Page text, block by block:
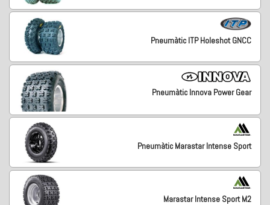
Pneumàtic ITP Holeshot GNCC
Pneumàtic Innova Power Gear
Pneumàtic Marastar Intense Sport
Marastar Intense Sport M2